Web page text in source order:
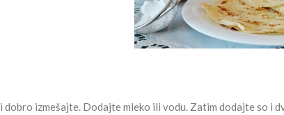
dobro izmešajte. Dodajte mleko ili vodu. Zatim dodajte so i